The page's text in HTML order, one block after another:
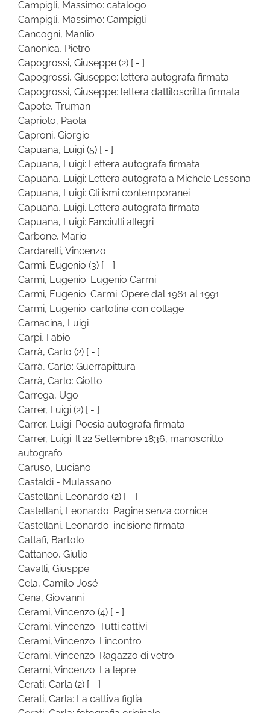
Campigli, Massimo: catalogo
Campigli, Massimo: Campigli
Cancogni, Manlio
Canonica, Pietro
Capogrossi, Giuseppe (2) [ - ]
Capogrossi, Giuseppe: lettera autografa firmata
Capogrossi, Giuseppe: lettera dattiloscritta firmata
Capote, Truman
Capriolo, Paola
Caproni, Giorgio
Capuana, Luigi (5) [ - ]
Capuana, Luigi: Lettera autografa firmata
Capuana, Luigi: Lettera autografa a Michele Lessona
Capuana, Luigi: Gli ismi contemporanei
Capuana, Luigi. Lettera autografa firmata
Capuana, Luigi: Fanciulli allegri
Carbone, Mario
Cardarelli, Vincenzo
Carmi, Eugenio (3) [ - ]
Carmi, Eugenio: Eugenio Carmi
Carmi, Eugenio: Carmi. Opere dal 1961 al 1991
Carmi, Eugenio: cartolina con collage
Carnacina, Luigi
Carpi, Fabio
Carrà, Carlo (2) [ - ]
Carrà, Carlo: Guerrapittura
Carrà, Carlo: Giotto
Carrega, Ugo
Carrer, Luigi (2) [ - ]
Carrer, Luigi: Poesia autografa firmata
Carrer, Luigi: Il 22 Settembre 1836, manoscritto
autografo
Caruso, Luciano
Castaldi - Mulassano
Castellani, Leonardo (2) [ - ]
Castellani, Leonardo: Pagine senza cornice
Castellani, Leonardo: incisione firmata
Cattafi, Bartolo
Cattaneo, Giulio
Cavalli, Giusppe
Cela, Camilo José
Cena, Giovanni
Cerami, Vincenzo (4) [ - ]
Cerami, Vincenzo: Tutti cattivi
Cerami, Vincenzo: L’incontro
Cerami, Vincenzo: Ragazzo di vetro
Cerami, Vincenzo: La lepre
Cerati, Carla (2) [ - ]
Cerati, Carla: La cattiva figlia